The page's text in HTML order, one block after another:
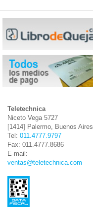
Teletechnica
Niceto Vega 5727
[1414] Palermo, Buenos Aires
Tel: 011.4777.9797
Fax: 011.4777.8686
E-mail:
ventas@teletechnica.com